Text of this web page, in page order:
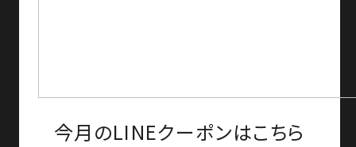
今月のLINEクーポンはこちら